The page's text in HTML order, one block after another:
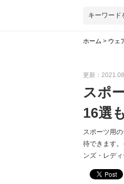
ホーム > ウェ
更新：
スポ
16選
スポーツ用
待できます
ンズ・レデ